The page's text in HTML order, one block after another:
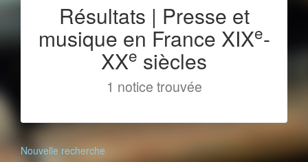
Résultats | Presse et
musique en France XIXe-
XXe siècles
1 notice trouvée
Nouvelle recherche